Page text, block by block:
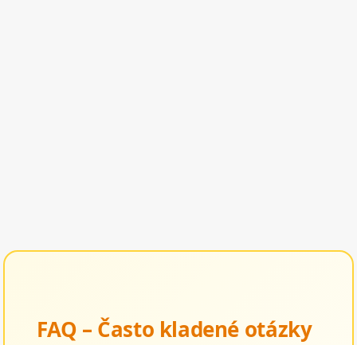
FAQ – Často kladené otázky